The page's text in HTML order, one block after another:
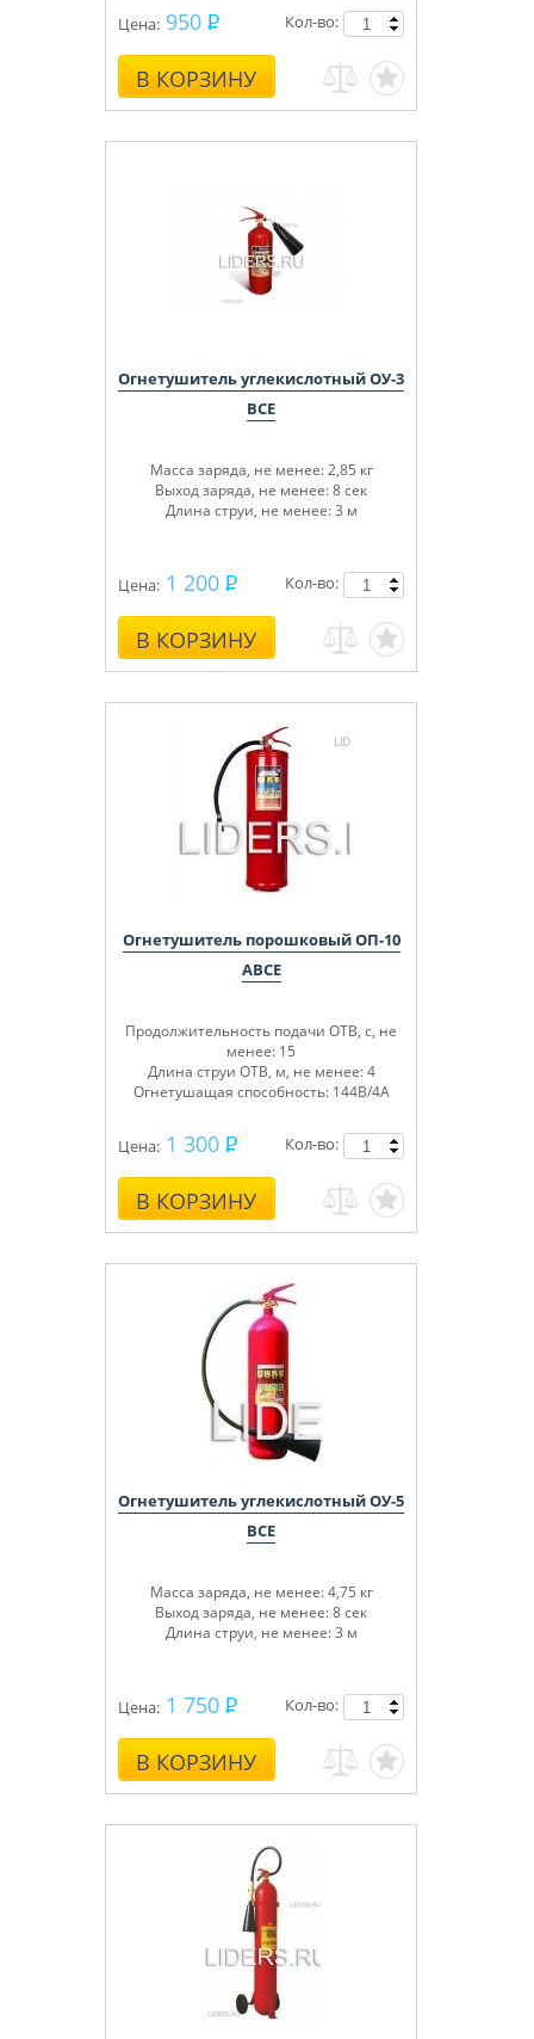
Цена: 950
В КОРЗИНУ
Кол-во:
Огнетушитель углекислотный ОУ-3
BCE
Масса заряда, не менее: 2,85 кг
Выход заряда, не менее: 8 сек
Длина струи, не менее: 3 м
Цена: 1 200
В КОРЗИНУ
Кол-во:
Огнетушитель порошковый ОП-10
ABCE
Продолжительность подачи ОТВ, с, не
менее: 15
Длина струи ОТВ, м, не менее: 4
Огнетушащая способность: 144В/4А
Цена: 1 300
В КОРЗИНУ
Кол-во:
Огнетушитель углекислотный ОУ-5
BCE
Масса заряда, не менее: 4,75 кг
Выход заряда, не менее: 8 сек
Длина струи, не менее: 3 м
Цена: 1 750
В КОРЗИНУ
Кол-во: